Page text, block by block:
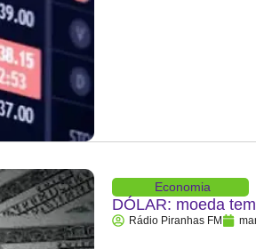
Economia
DÓLAR: moeda
Rádio Piranhas FM